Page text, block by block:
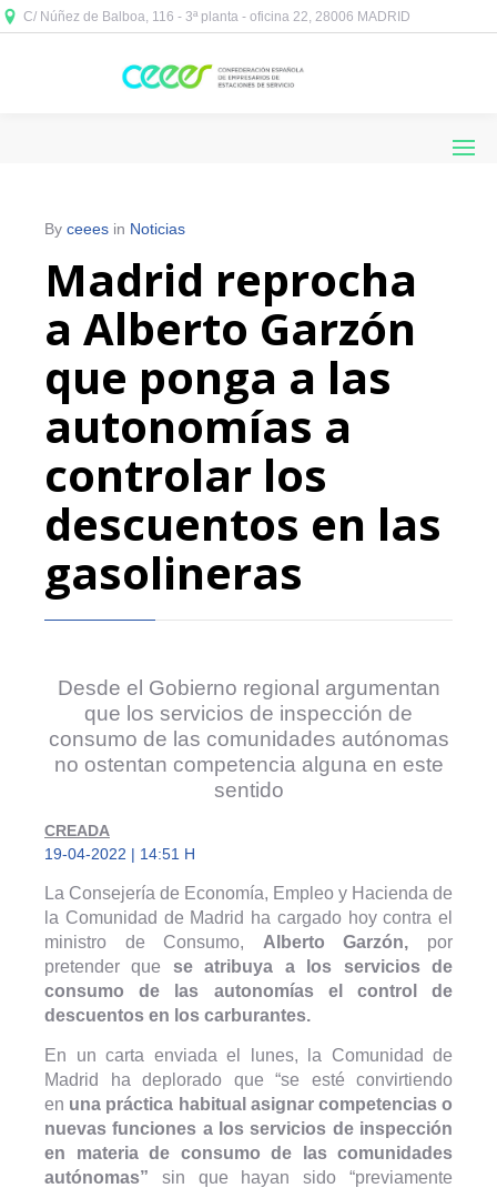
C/ Núñez de Balboa, 116 - 3ª planta - oficina 22, 28006 MADRID
By ceees in Noticias
Madrid reprocha
a Alberto Garzón
que ponga a las
autonomías a
controlar los
descuentos en las
gasolineras
Desde el Gobierno regional argumentan
que los servicios de inspección de
consumo de las comunidades autónomas
no ostentan competencia alguna en este
sentido
CREADA
19-04-2022 | 14:51 H
La Consejería de Economía, Empleo y Hacienda de
la Comunidad de Madrid ha cargado hoy contra el
ministro de Consumo, Alberto Garzón, por
pretender que se atribuya a los servicios de
consumo de las autonomías el control de
descuentos en los carburantes.
En un carta enviada el lunes, la Comunidad de
Madrid ha deplorado que “se esté convirtiendo
en una práctica habitual asignar competencias o
nuevas funciones a los servicios de inspección
en materia de consumo de las comunidades
autónomas” sin que hayan sido “previamente